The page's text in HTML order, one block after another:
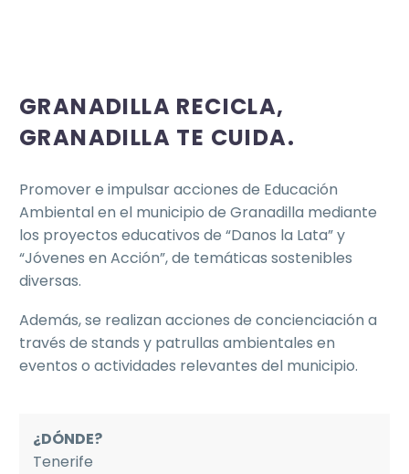
GRANADILLA RECICLA,
GRANADILLA TE CUIDA.
Promover e impulsar acciones de Educación
Ambiental en el municipio de Granadilla mediante
los proyectos educativos de “Danos la Lata” y
“Jóvenes en Acción”, de temáticas sostenibles
diversas.
Además, se realizan acciones de concienciación a
través de stands y patrullas ambientales en
eventos o actividades relevantes del municipio.
¿DÓNDE?
Tenerife